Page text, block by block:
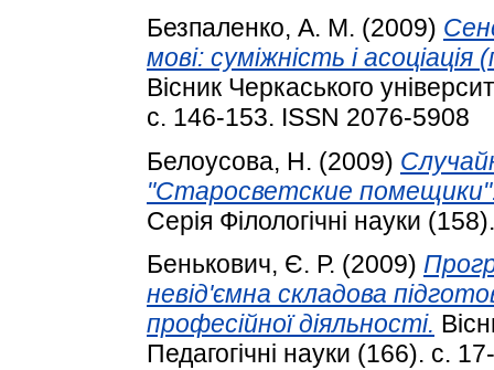
Безпаленко, А. М. (2009)
мові: суміжність і
Вісник Черкаського
с. 146-153. ISSN 2076-5908
Белоусова, Н. (2009)
"Старосветские
Серія Філологічні науки
Бенькович, Є. Р. (2009)
невід'ємна складова
професійної діяльності.
Педагогічні науки (166). с.